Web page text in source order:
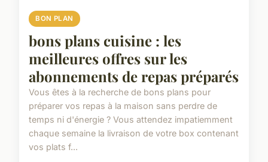
BON PLAN
bons plans cuisine : les
meilleures offres sur les
abonnements de repas préparés
Vous êtes à la recherche de bons plans pour
préparer vos repas à la maison sans perdre de
temps ni d'énergie ? Vous attendez impatiemment
chaque semaine la livraison de votre box contenant
vos plats f...